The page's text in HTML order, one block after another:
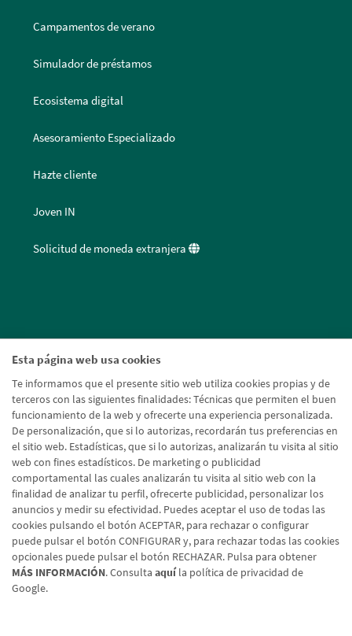
Esta página web usa cookies
Te informamos que el presente sitio web utiliza cookies propias y de
terceros con las siguientes finalidades: Técnicas que permiten el buen
funcionamiento de la web y ofrecerte una experiencia personalizada.
De personalización, que si lo autorizas, recordarán tus preferencias en
el sitio web. Estadísticas, que si lo autorizas, analizarán tu visita al sitio
web con fines estadísticos. De marketing o publicidad
comportamental las cuales analizarán tu visita al sitio web con la
finalidad de analizar tu perfil, ofrecerte publicidad, personalizar los
anuncios y medir su efectividad. Puedes aceptar el uso de todas las
cookies pulsando el botón ACEPTAR, para rechazar o configurar
puede pulsar el botón CONFIGURAR y, para rechazar todas las cookies
opcionales puede pulsar el botón RECHAZAR. Pulsa para obtener
MÁS INFORMACIÓN. Consulta aquíla política de privacidad de
Google.
Campamentos de verano
Simulador de préstamos
Ecosistema digital
Asesoramiento Especializado
Hazte cliente
Joven IN
Solicitud de moneda extranjera
Aviso legal